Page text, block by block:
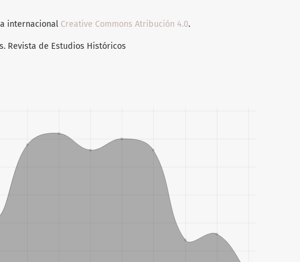
internacional Creative Commons Atribución 4.0.
Revista de Estudios Históricos